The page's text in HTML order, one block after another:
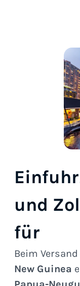
und
für
Beim
New Guinea